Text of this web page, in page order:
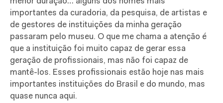
importantes da curadoria, da pesquisa, de artistas e
de gestores de instituições da minha geração
passaram pelo museu. O que me chama a atenção é
que a instituição foi muito capaz de gerar essa
geração de profissionais, mas não foi capaz de
mantê-los. Esses profissionais estão hoje nas mais
importantes instituições do Brasil e do mundo, mas
quase nunca aqui.